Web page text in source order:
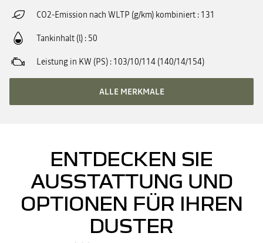
CO2-Emission nach WLTP (g/km) kombiniert 131
Tankinhalt (l) 50
Leistung in KW (PS) 103/10/114 (140/14/154)
ALLE MERKMALE
ENTDECKEN SIE
AUSSTATTUNG UND
OPTIONEN FÜR IHREN
DUSTER